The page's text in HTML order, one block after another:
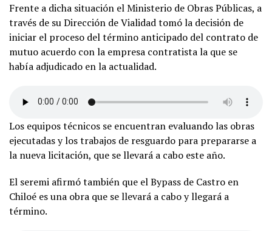
Frente a dicha situación el Ministerio de Obras Públicas, a
través de su Dirección de Vialidad tomó la decisión de
iniciar el proceso del término anticipado del contrato de
mutuo acuerdo con la empresa contratista la que se
había adjudicado en la actualidad.
Los equipos técnicos se encuentran evaluando las obras
ejecutadas y los trabajos de resguardo para prepararse a
la nueva licitación, que se llevará a cabo este año.
El seremi afirmó también que el Bypass de Castro en
Chiloé es una obra que se llevará a cabo y llegará a
término.